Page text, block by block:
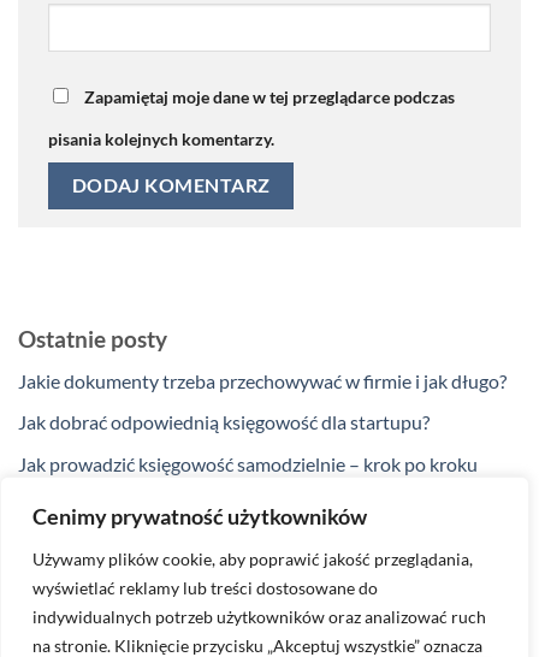
Cenimy prywatność użytkowników
Używamy plików cookie, aby poprawić jakość przeglądania,
wyświetlać reklamy lub treści dostosowane do
indywidualnych potrzeb użytkowników oraz analizować ruch
na stronie. Kliknięcie przycisku „Akceptuj wszystkie” oznacza
Zapamiętaj moje dane w tej przeglądarce podczas
pisania kolejnych komentarzy.
Ostatnie posty
Jakie dokumenty trzeba przechowywać w firmie i jak długo?
Jak dobrać odpowiednią księgowość dla startupu?
Jak prowadzić księgowość samodzielnie – krok po kroku
Jakie ulgi podatkowe przysługują przedsiębiorcom w 2025
Kiedy zakup na firmę nie jest kosztem podatkowym?